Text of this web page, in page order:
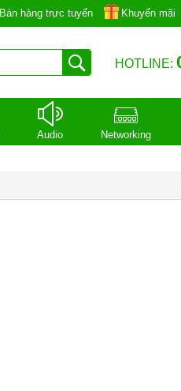
Bán hàng trực tuyến Khuyến mãi
HOTLINE:
Audio Networking